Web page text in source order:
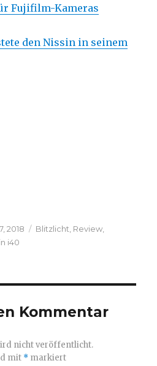
Fujifilm-Kameras
den Nissin in seinem
2018 Kategorien
Blitzlicht, Review,
i40
Kommentar
nicht veröffentlicht.
mit * markiert